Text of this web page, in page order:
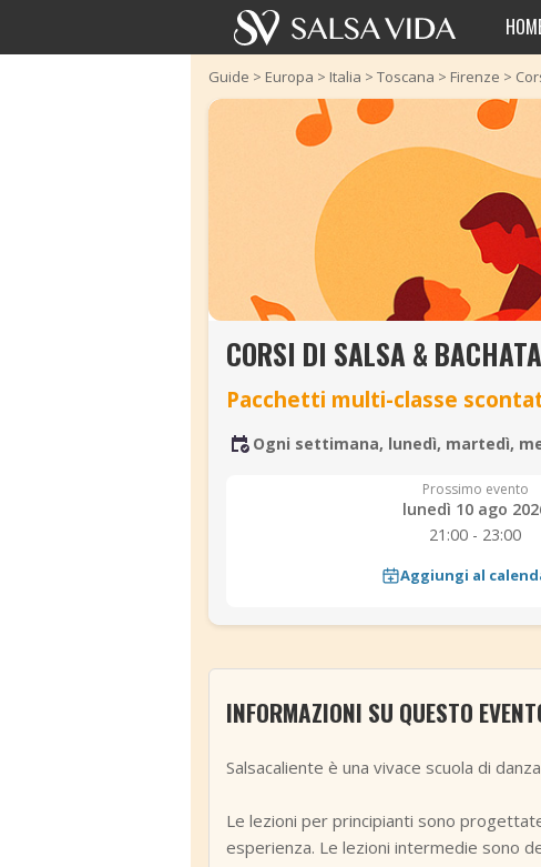
Guide > Europa > Italia > Toscana > Firenze >
CORSI DI SALSA &
Pacchetti multi-classe
Ogni settimana, lunedì, martedì,
Prossimo evento
lunedì 10 ago
21:00 - 23:00
Aggiungi al
INFORMAZIONI SU QUESTO
Salsacaliente è una vivace scuola di
Le lezioni per principianti sono
esperienza. Le lezioni intermedie sono